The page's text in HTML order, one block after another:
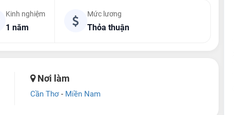
Kinh nghiệm
1 năm
Mức lương
Thỏa thuận
Nơi làm
Cần Thơ- Miền Nam